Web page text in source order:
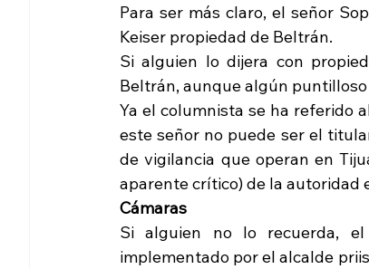
Para ser más claro, el señor
Keiser propiedad de Beltrán.
Si alguien lo dijera con
Beltrán, aunque algún puntilloso
Ya el columnista se ha referido
este señor no puede ser el
de vigilancia que operan en
aparente crítico) de la autoridad
Cámaras
Si alguien no lo recuerda,
implementado por el alcalde